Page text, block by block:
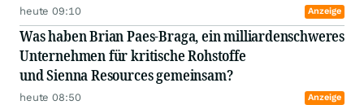
heute 09:10 Anzeige
Was haben Brian Paes-Braga, ein milliardenschweres
Unternehmen für kritische Rohstoffe
und Sienna Resources gemeinsam?
heute 08:50 Anzeige